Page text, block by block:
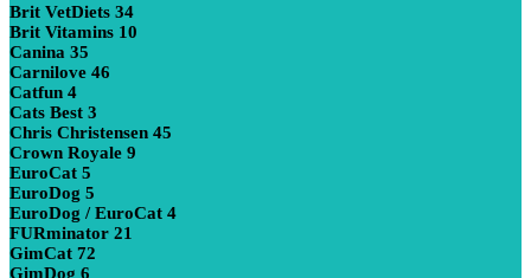
Brit VetDiets 34
Brit Vitamins 10
Canina 35
Carnilove 46
Catfun 4
Cats Best 3
Chris Christensen 45
Crown Royale 9
EuroCat 5
EuroDog 5
EuroDog / EuroCat 4
FURminator 21
GimCat 72
GimDog 6